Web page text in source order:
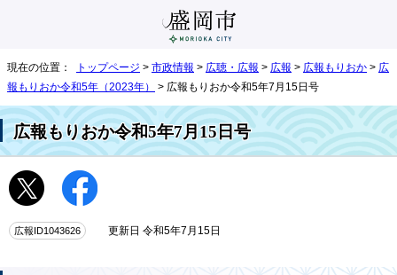
現在の位置： トップページ > 市政情報 > 広聴・広報 > 広報 > 広報もりおか > 広
報もりおか令和5年（2023年）
> 広報もりおか令和5年7月15日号
広報もりおか令和5年7月15日号
広報ID1043626 更新日 令和5年7月15日